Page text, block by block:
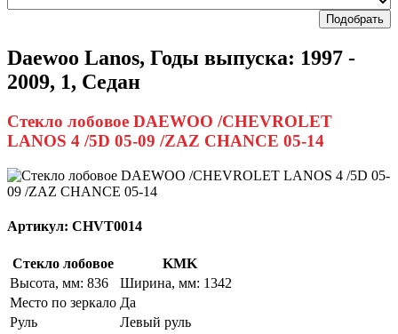
Подобрать
Daewoo Lanos, Годы выпуска: 1997 -
2009, 1, Седан
Стекло лобовое DAEWOO /CHEVROLET
LANOS 4 /5D 05-09 /ZAZ CHANCE 05-14
Артикул: CHVT0014
Стекло лобовое
KMK
Высота, мм: 836
Ширина, мм: 1342
Место по зеркало Да
Руль
Левый руль